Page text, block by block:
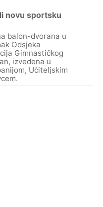
novu sportsku
balon-dvorana u
Odsjeka
Gimnastičkog
izvedena u
Učiteljskim